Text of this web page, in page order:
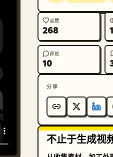
点赞
268
评论
10
分享
不止于生成视